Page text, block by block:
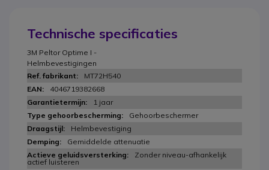
Technische specificaties
3M Peltor Optime I -
Helmbevestigingen
MT72H540
4046719382668
1 jaar
Gehoorbeschermer
Helmbevestiging
Gemiddelde attenuatie
Zonder niveau-afhankelijk
actief luisteren